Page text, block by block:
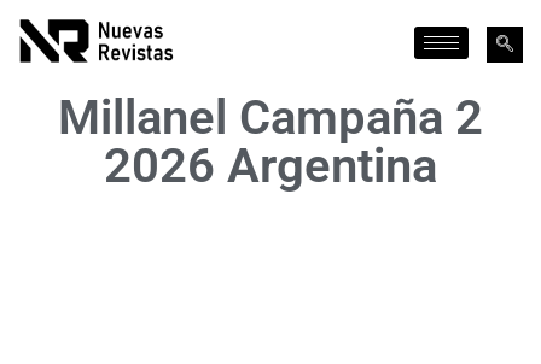
Millanel Campaña 2
2026 Argentina